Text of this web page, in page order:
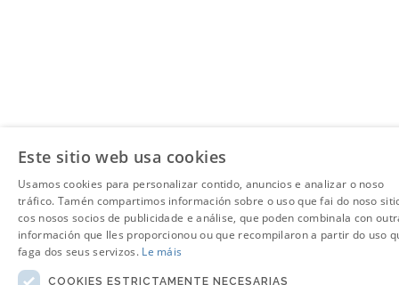
Este sitio web usa cookies
Usamos cookies para personalizar contido, anuncios e analizar o noso
tráfico. Tamén compartimos información sobre o uso que fai do noso
cos nosos socios de publicidade e análise, que poden combinala con
información que lles proporcionou ou que recompilaron a partir do uso
faga dos seus servizos. Le máis
COOKIES ESTRICTAMENTE NECESARIAS